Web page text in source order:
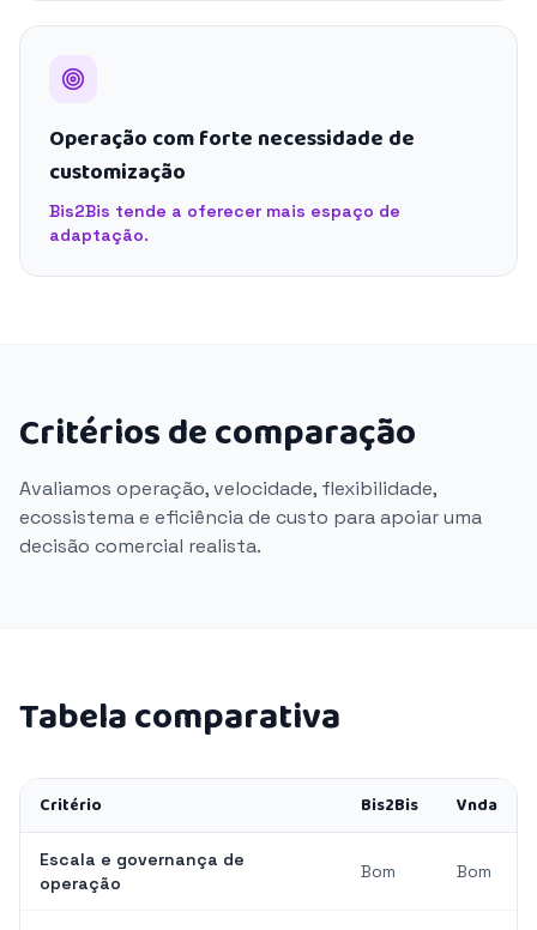
Operação com forte necessidade de
customização
Bis2Bis tende a oferecer mais espaço de
adaptação.
Critérios de comparação
Avaliamos operação, velocidade, flexibilidade,
ecossistema e eficiência de custo para apoiar uma
decisão comercial realista.
Tabela comparativa
Critério Bis2Bis Vnda
Escala e governança de
operação
Bom Bom